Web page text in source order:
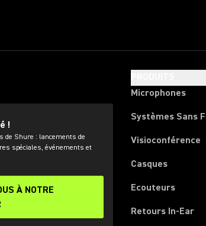
!
de Shure : lancements de
spéciales, événements et
À NOTRE
Microphones
Systèmes Sans
Visioconférence
Casques
Ecouteurs
Retours In-Ear